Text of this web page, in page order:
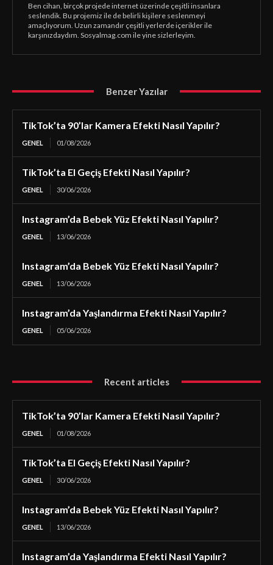
Ben cihan, birçok projede internet üzerinde çeşitli insanlara
seslendik. Bu projemiz ile de belirli kişilere seslenmeyi
amaçlıyorum. Uzun zamandır çeşitli yerlerde içerikler ile
karşınızdaydım. Sosyalmag.com ile yine sizlerleyim.
Benzer Yazılar
TikTok’ta 90’lar Kamera Efekti Nasıl Yapılır?
GENEL 01/08/2026
TikTok’ta El Geçiş Efekti Nasıl Yapılır?
GENEL 30/06/2026
Instagram’da Bebek Yüz Efekti Nasıl Yapılır?
GENEL 13/06/2026
Instagram’da Bebek Yüz Efekti Nasıl Yapılır?
GENEL 13/06/2026
Instagram’da Yaşlandırma Efekti Nasıl Yapılır?
GENEL 05/06/2026
Recent articles
TikTok’ta 90’lar Kamera Efekti Nasıl Yapılır?
GENEL 01/08/2026
TikTok’ta El Geçiş Efekti Nasıl Yapılır?
GENEL 30/06/2026
Instagram’da Bebek Yüz Efekti Nasıl Yapılır?
GENEL 13/06/2026
Instagram’da Yaşlandırma Efekti Nasıl Yapılır?